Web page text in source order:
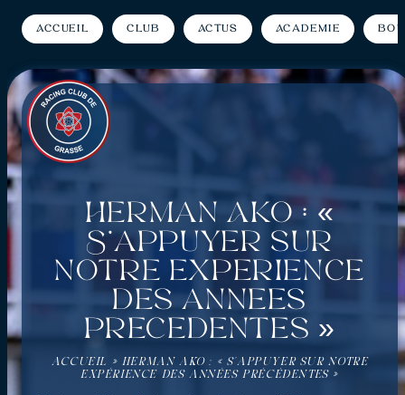
Accueil Club Actus Académie
Herman Ako : «
S’appuyer sur
notre expérience
des années
précédentes »
ACCUEIL » HERMAN AKO : « S’APPUYER SUR NOTRE
EXPÉRIENCE DES ANNÉES PRÉCÉDENTES »